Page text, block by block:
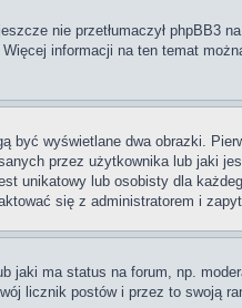
nie przetłumaczył
informacji na ten temat
być wyświetlane dwa obrazki.
przez użytkownika lub jaki
unikatowy lub osobisty dla
się z administratorem i
jaki ma status na forum, np.
licznik postów i przez to swoją